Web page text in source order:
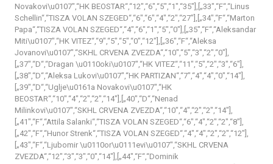
Novakovi\u0107″,“HK BEOSTAR“,“12″,“6″,“5″,“1″,“35″],[„33″,“F“,“Linus
Schellin“,“TISZA VOLAN SZEGED“,“6″,“6″,“4″,“2″,“27″],[„34″,“F“,“Marton
Papa“,“TISZA VOLAN SZEGED“,“4″,“6″,“1″,“5″,“0″],[„35″,“F“,“Aleksandar
Miti\u0107″,“HK VITEZ“,“9″,“5″,“5″,“0″,“12″],[„36″,“F“,“Aleksa
Jovanovi\u0107″,“SKHL CRVENA ZVEZDA“,“10″,“5″,“3″,“2″,“0″],
[„37″,“D“,“Dragan \u0110oki\u0107″,“HK VITEZ“,“11″,“5″,“2″,“3″,“6″],
[„38″,“D“,“Aleksa Lukovi\u0107″,“HK PARTIZAN“,“7″,“4″,“4″,“0″,“14″],
[„39″,“D“,“Uglje\u0161a Novakovi\u0107″,“HK
BEOSTAR“,“10″,“4″,“2″,“2″,“14″],[„40″,“D“,“Nenad
Milinkovi\u0107″,“SKHL CRVENA ZVEZDA“,“10″,“4″,“2″,“2″,“14″],
[„41″,“F“,“Attila Salanki“,“TISZA VOLAN SZEGED“,“6″,“4″,“2″,“2″,“8″],
[„42″,“F“,“Hunor Strenk“,“TISZA VOLAN SZEGED“,“4″,“4″,“2″,“2″,“12″],
[„43″,“F“,“Ljubomir \u0110or\u0111evi\u0107″,“SKHL CRVENA
ZVEZDA“,“12″,“3″,“3″,“0″,“14″],[„44″,“F“,“Dominik